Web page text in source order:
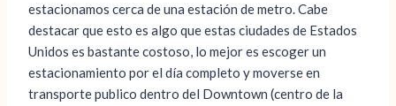
estacionamos cerca de una estación de metro. Cabe
destacar que esto es algo que estas ciudades de Estados
Unidos es bastante costoso, lo mejor es escoger un
estacionamiento por el día completo y moverse en
transporte publico dentro del Downtown (centro de la